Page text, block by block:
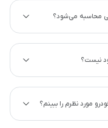
محاسبه می‌شود؟
نیست؟
مورد نظرم را ببینم؟